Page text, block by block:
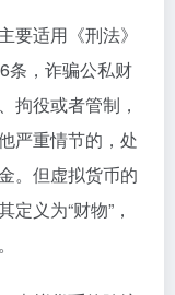
要适用《刑法》
条，诈骗公私财
拘役或者管制，
严重情节的，处
。但虚拟货币的
义为“财物”，